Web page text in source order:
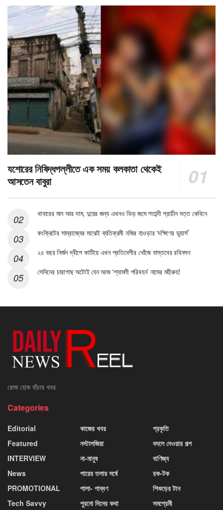
যশোরের নিষিদ্ধপল্লীতে এক সময় কলকাতা থেকেই
আসতেন বাবুরা
খাবারের মান আর দাম, দুয়ের জন্য এখনও ভিড় জমে শতাব্দী প্রাচীন দত্ত কেবিনে
কংক্রিটের সাম্রাজ্যের মাঝেই ব্যতিক্রমী নজির হাওড়ার ‘দক্ষিণের ডুয়ার্স’
২৫ বছর নির্জন দ্বীপে কাটিয়ে এখন প্রতিবেশীর খোঁজে বাস্তবের রবিনসন
সেদিনের চারাগাছ অটোই যেন আজ ‘শ্যামলী পরিবহন’ নামের মহীরুহ!
রোজ হোক বাঁচার খবর
Categories
Editorial
Featured
INTERVIEW
News
PROMOTIONAL
Tech Savvy
কাজের খবর
নস্টালজিয়া
না-মানুষ
পায়ের তলায় সর্ষে
পালা- পাব্বণ
পুরনো দিনের কথা
প্রকৃতি
বদলে দেওয়ার গল্প
বাণিজ্য
রক-টক
শিকড়ের টান
সমপ্রেমী